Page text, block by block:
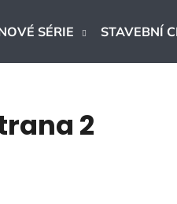
SÉRIE STAVEBNÍ
2